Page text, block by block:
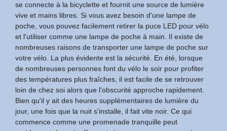
se connecte à la bicyclette et fournit une source de lumière
vive et mains libres. Si vous avez besoin d'une lampe de
poche, vous pouvez facilement retirer la puce LED pour vélo
et l'utiliser comme une lampe de poche à main. Il existe de
nombreuses raisons de transporter une lampe de poche sur
votre vélo. La plus évidente est la sécurité. En été, lorsque
de nombreuses personnes font du vélo le soir pour profiter
des températures plus fraîches, il est facile de se retrouver
loin de chez soi alors que l'obscurité approche rapidement.
Bien qu'il y ait des heures supplémentaires de lumière du
jour, une fois que la nuit s'installe, il fait vite noir. Ce qui
commence comme une promenade tranquille peut